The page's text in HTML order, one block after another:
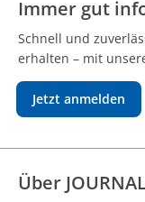
Immer gut
Schnell und
erhalten – mit
Jetzt anmelden
Über